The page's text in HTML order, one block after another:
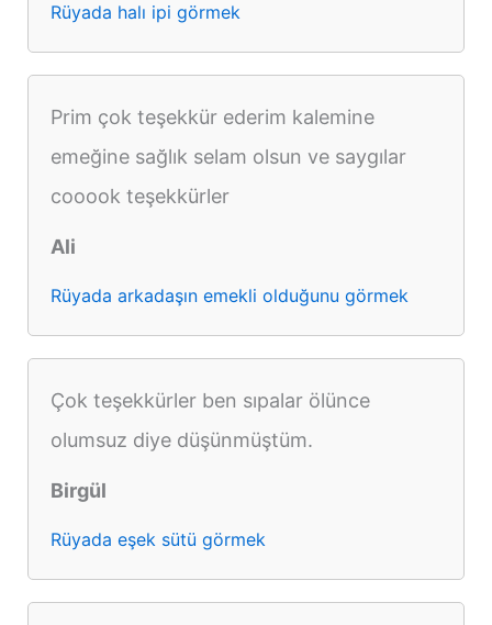
Rüyada halı ipi görmek
Prim çok teşekkür ederim kalemine
emeğine sağlık selam olsun ve saygılar
cooook teşekkürler
Ali
Rüyada arkadaşın emekli olduğunu görmek
Çok teşekkürler ben sıpalar ölünce
olumsuz diye düşünmüştüm.
Birgül
Rüyada eşek sütü görmek